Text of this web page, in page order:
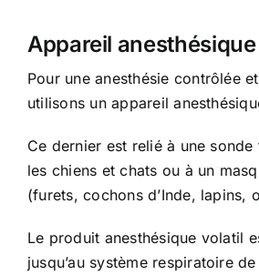
Appareil
Pour une anesthésie contrôlée
utilisons un appareil
Ce dernier est relié à une sonde
les chiens et chats ou à un
(furets, cochons d’Inde, lapins,
Le produit anesthésique volatil
jusqu’au système respiratoire